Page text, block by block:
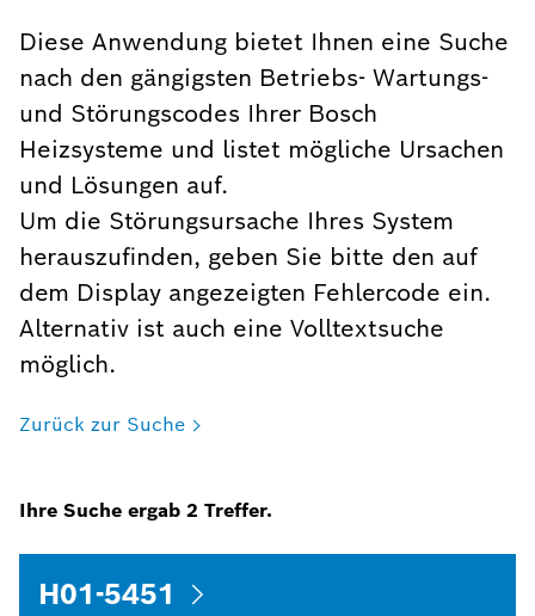
Diese Anwendung bietet Ihnen eine Suche
nach den gängigsten Betriebs- Wartungs-
und Störungscodes Ihrer Bosch
Heizsysteme und listet mögliche Ursachen
und Lösungen auf.
Um die Störungsursache Ihres System
herauszufinden, geben Sie bitte den auf
dem Display angezeigten Fehlercode ein.
Alternativ ist auch eine Volltextsuche
möglich.
Zurück zur Suche
Ihre Suche ergab 2 Treffer.
H01-5451